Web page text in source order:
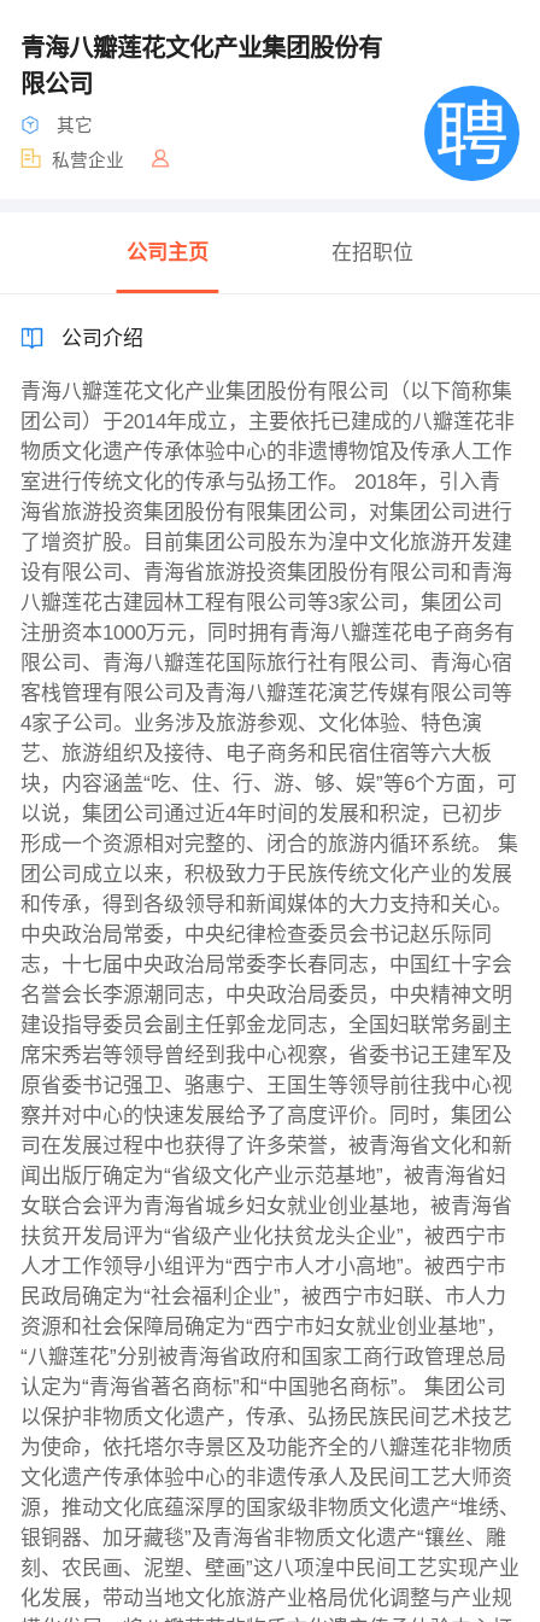
青海八瓣莲花文化产业集团股份有
限公司
其它
私营企业
公司主页 在招职位
公司介绍
青海八瓣莲花文化产业集团股份有限公司（以下简称集
团公司）于2014年成立，主要依托已建成的八瓣莲花非
物质文化遗产传承体验中心的非遗博物馆及传承人工作
室进行传统文化的传承与弘扬工作。 2018年，引入青
海省旅游投资集团股份有限集团公司，对集团公司进行
了增资扩股。目前集团公司股东为湟中文化旅游开发建
设有限公司、青海省旅游投资集团股份有限公司和青海
八瓣莲花古建园林工程有限公司等3家公司，集团公司
注册资本1000万元，同时拥有青海八瓣莲花电子商务有
限公司、青海八瓣莲花国际旅行社有限公司、青海心宿
客栈管理有限公司及青海八瓣莲花演艺传媒有限公司等
4家子公司。业务涉及旅游参观、文化体验、特色演
艺、旅游组织及接待、电子商务和民宿住宿等六大板
块，内容涵盖“吃、住、行、游、够、娱”等6个方面，可
以说，集团公司通过近4年时间的发展和积淀，已初步
形成一个资源相对完整的、闭合的旅游内循环系统。 集
团公司成立以来，积极致力于民族传统文化产业的发展
和传承，得到各级领导和新闻媒体的大力支持和关心。
中央政治局常委，中央纪律检查委员会书记赵乐际同
志，十七届中央政治局常委李长春同志，中国红十字会
名誉会长李源潮同志，中央政治局委员，中央精神文明
建设指导委员会副主任郭金龙同志，全国妇联常务副主
席宋秀岩等领导曾经到我中心视察，省委书记王建军及
原省委书记强卫、骆惠宁、王国生等领导前往我中心视
察并对中心的快速发展给予了高度评价。同时，集团公
司在发展过程中也获得了许多荣誉，被青海省文化和新
闻出版厅确定为“省级文化产业示范基地”，被青海省妇
女联合会评为青海省城乡妇女就业创业基地，被青海省
扶贫开发局评为“省级产业化扶贫龙头企业”，被西宁市
人才工作领导小组评为“西宁市人才小高地”。被西宁市
民政局确定为“社会福利企业”，被西宁市妇联、市人力
资源和社会保障局确定为“西宁市妇女就业创业基地”，
“八瓣莲花”分别被青海省政府和国家工商行政管理总局
认定为“青海省著名商标”和“中国驰名商标”。 集团公司
以保护非物质文化遗产，传承、弘扬民族民间艺术技艺
为使命，依托塔尔寺景区及功能齐全的八瓣莲花非物质
文化遗产传承体验中心的非遗传承人及民间工艺大师资
源，推动文化底蕴深厚的国家级非物质文化遗产“堆绣、
银铜器、加牙藏毯”及青海省非物质文化遗产“镶丝、雕
刻、农民画、泥塑、壁画”这八项湟中民间工艺实现产业
化发展，带动当地文化旅游产业格局优化调整与产业规